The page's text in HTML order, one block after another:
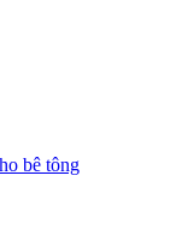
bê tông